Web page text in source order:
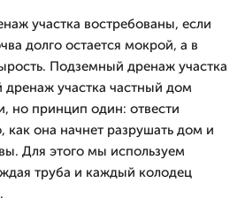
участка востребованы, если
долго остается мокрой, а в
Подземный дренаж участка
участка частный дом
но принцип один: отвести
как она начнет разрушать дом и
Для этого мы используем
труба и каждый колодец